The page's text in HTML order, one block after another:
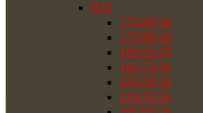
R16
175/60/16
175/80/16
185/55/16
185/75/16
195/50/16
195/55/16